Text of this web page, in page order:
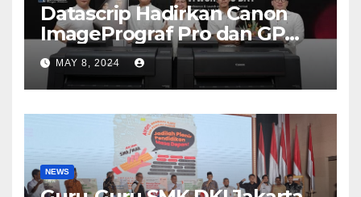
Datascrip Hadirkan Canon
ImagePrograf Pro dan GP
Series
MAY 8, 2024
NEWS